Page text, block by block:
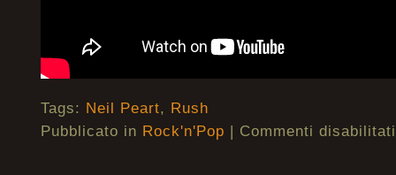
Tags: Neil Peart, Rush
Pubblicato in Rock'n'Pop | Commenti disabilitati